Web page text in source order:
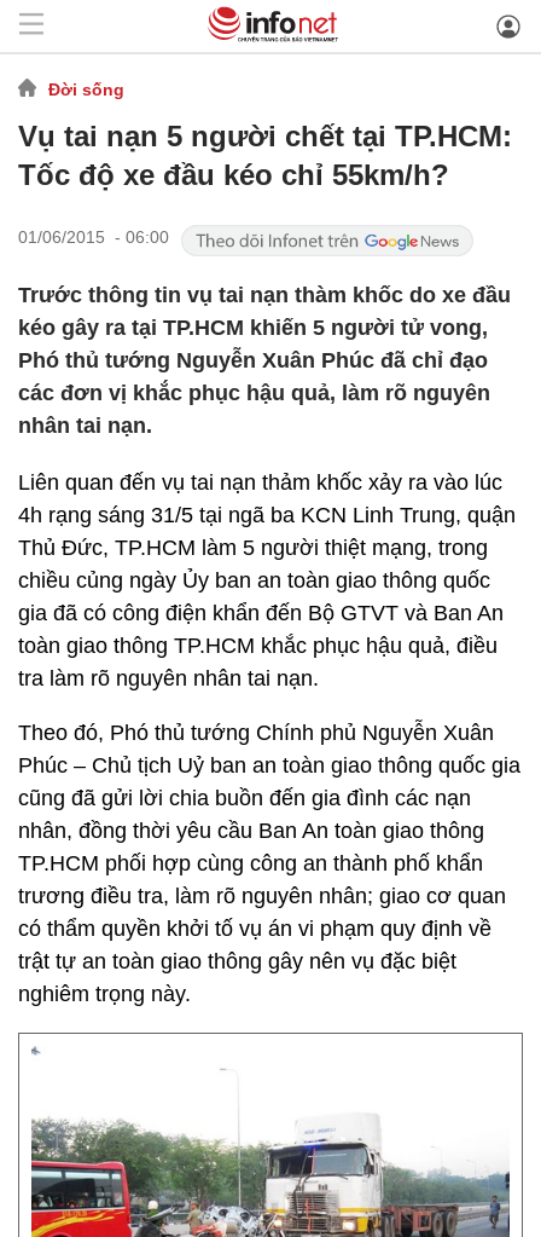
Đời sống
Vụ tai nạn 5 người chết tại TP.HCM:
Tốc độ xe đầu kéo chỉ 55km/h?
01/06/2015 - 06:00
Trước thông tin vụ tai nạn thàm khốc do xe đầu
kéo gây ra tại TP.HCM khiến 5 người tử vong,
Phó thủ tướng Nguyễn Xuân Phúc đã chỉ đạo
các đơn vị khắc phục hậu quả, làm rõ nguyên
nhân tai nạn.
Liên quan đến vụ tai nạn thảm khốc xảy ra vào lúc
4h rạng sáng 31/5 tại ngã ba KCN Linh Trung, quận
Thủ Đức, TP.HCM làm 5 người thiệt mạng, trong
chiều củng ngày Ủy ban an toàn giao thông quốc
gia đã có công điện khẩn đến Bộ GTVT và Ban An
toàn giao thông TP.HCM khắc phục hậu quả, điều
tra làm rõ nguyên nhân tai nạn.
Theo đó, Phó thủ tướng Chính phủ Nguyễn Xuân
Phúc – Chủ tịch Uỷ ban an toàn giao thông quốc gia
cũng đã gửi lời chia buồn đến gia đình các nạn
nhân, đồng thời yêu cầu Ban An toàn giao thông
TP.HCM phối hợp cùng công an thành phố khẩn
trương điều tra, làm rõ nguyên nhân; giao cơ quan
có thẩm quyền khởi tố vụ án vi phạm quy định về
trật tự an toàn giao thông gây nên vụ đặc biệt
nghiêm trọng này.